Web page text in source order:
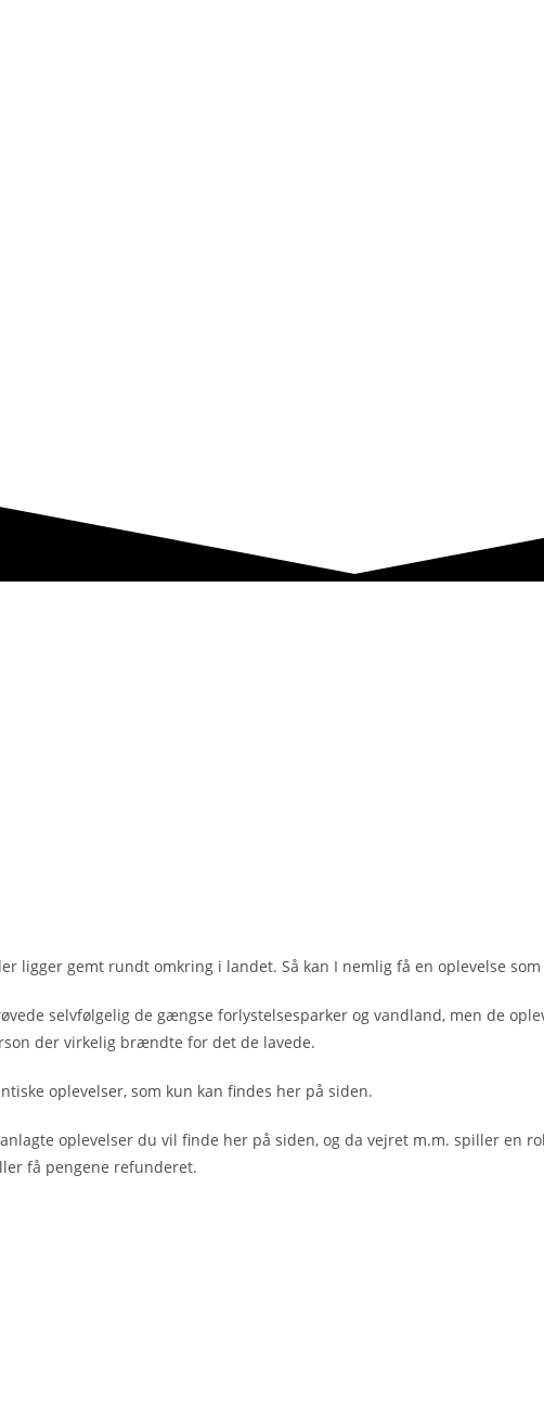
ligger gemt rundt omkring i landet. Så kan I nemlig få en oplevelse
selvfølgelig de gængse forlystelsesparker og vandland, men de
der virkelig brændte for det de lavede.
oplevelser, som kun kan findes her på siden.
oplevelser du vil finde her på siden, og da vejret m.m. spiller en
få pengene refunderet.